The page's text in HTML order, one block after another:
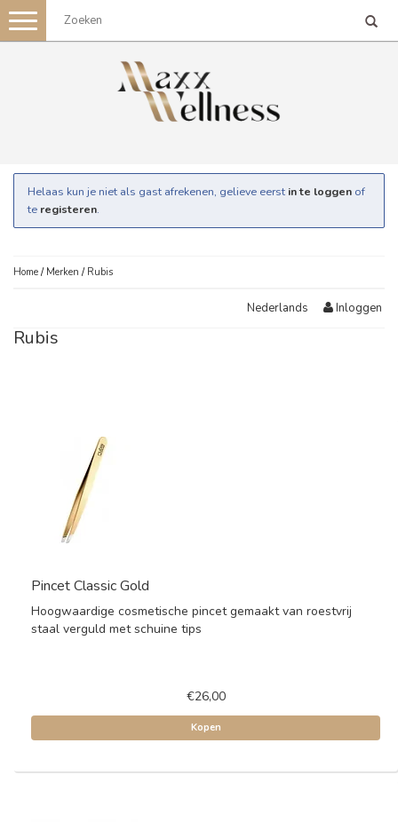
Toggle
navigation
Helaas kun je niet als gast afrekenen, gelieve eerst in te loggen of
te registeren.
Home / Merken / Rubis
Nederlands Inloggen
Rubis
Pincet Classic Gold
Hoogwaardige cosmetische pincet gemaakt van roestvrij
staal verguld met schuine tips
€26,00
Kopen